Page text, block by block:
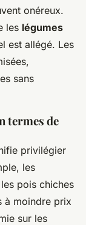
onéreux.
les légumes
est allégé. Les
sans
termes de
privilégier
les
pois chiches
à moindre prix
sur les